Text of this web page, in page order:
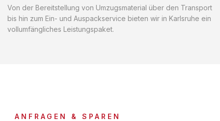
Von der Bereitstellung von Umzugsmaterial über den Transport
bis hin zum Ein- und Auspackservice bieten wir in Karlsruhe ein
vollumfängliches Leistungspaket.
ANFRAGEN & SPAREN